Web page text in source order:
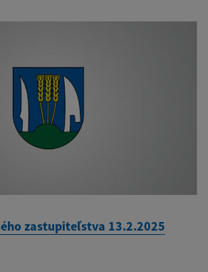
zastupiteľstva 13.2.2025